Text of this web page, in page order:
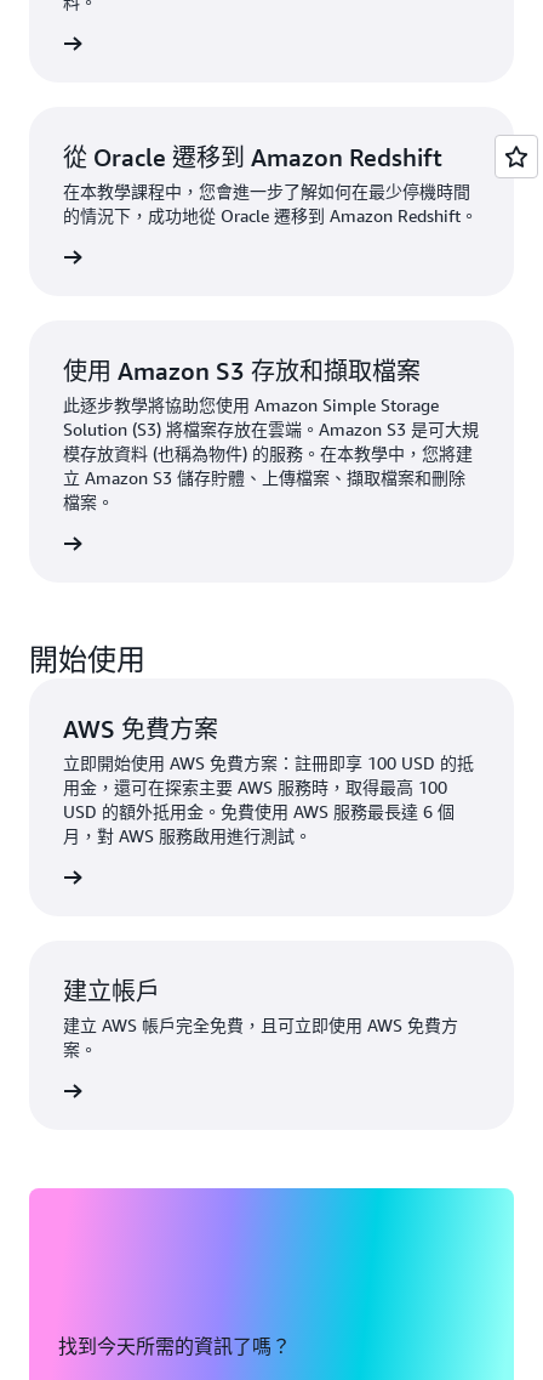
從 Oracle 遷移到 Amazon Redshift
在本教學課程中，您會進一步了解如何在最少停機時間
的情況下，成功地從 Oracle 遷移到 Amazon Redshift。
使用 Amazon S3 存放和擷取檔案
此逐步教學將協助您使用 Amazon Simple Storage
Solution (S3) 將檔案存放在雲端。Amazon S3 是可大規
模存放資料 (也稱為物件) 的服務。在本教學中，您將建
立 Amazon S3 儲存貯體、上傳檔案、擷取檔案和刪除
檔案。
開始使用
AWS 免費方案
立即開始使用 AWS 免費方案：註冊即享 100 USD 的抵
用金，還可在探索主要 AWS 服務時，取得最高 100
USD 的額外抵用金。免費使用 AWS 服務最長達 6 個
月，對 AWS 服務啟用進行測試。
建立帳戶
建立 AWS 帳戶完全免費，且可立即使用 AWS 免費方
案。
找到今天所需的資訊了嗎？